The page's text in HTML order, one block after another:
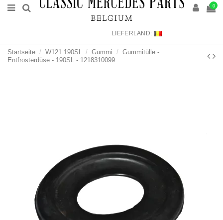
0
LIEFERLAND:
Startseite W121 190SL Gummi
Gummitülle -
Entfrosterdüse - 190SL - 1218310099